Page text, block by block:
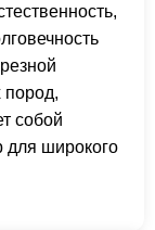
пород,
собой
для широкого